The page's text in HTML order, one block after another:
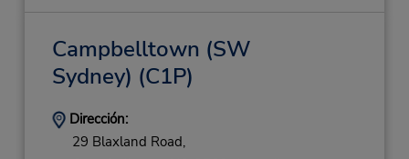
Campbelltown (SW
Sydney) (C1P)
Dirección:
29 Blaxland Road,